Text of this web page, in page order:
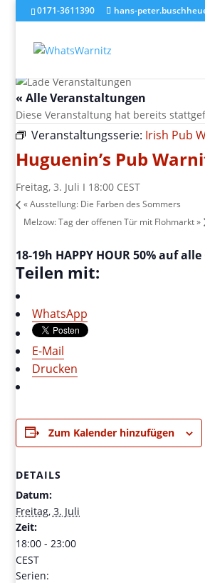
0171-3611390 hans-
« Alle Veranstaltungen
Diese Veranstaltung hat bereits
Veranstaltungsserie: Irish Pub
Huguenin’s Pub
Freitag, 3. Juli I 18:00 CEST
«Ausstellung: Die Farben des Sommers
Melzow: Tag der offenen Tür mit Flohmarkt»
18-19h HAPPY HOUR 50% auf
Teilen mit:
WhatsApp
E-Mail
Drucken
Zum Kalender hinzufügen
DETAILS
Datum:
Freitag, 3. Juli
Zeit:
18:00 - 23:00
CEST
Serien: